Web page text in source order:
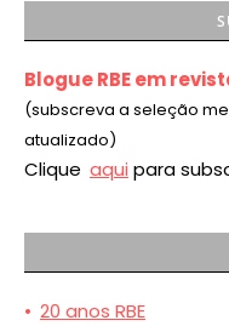
Blogue RBE em
(subscreva a seleção
atualizado)
Clique aqui para
• 20 anos RBE